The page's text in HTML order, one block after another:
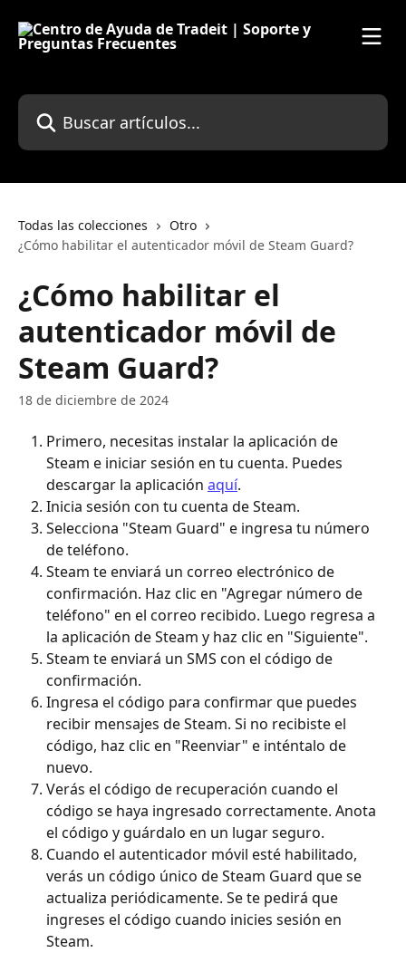
Buscar artículos...
Todas las colecciones
Otro
¿Cómo habilitar el autenticador móvil de Steam Guard?
¿Cómo habilitar el
autenticador móvil de
Steam Guard?
18 de diciembre de 2024
Primero, necesitas instalar la aplicación de
Steam e iniciar sesión en tu cuenta. Puedes
descargar la aplicación aquí.
Inicia sesión con tu cuenta de Steam.
Selecciona "Steam Guard" e ingresa tu número
de teléfono.
Steam te enviará un correo electrónico de
confirmación. Haz clic en "Agregar número de
teléfono" en el correo recibido. Luego regresa a
la aplicación de Steam y haz clic en "Siguiente".
Steam te enviará un SMS con el código de
confirmación.
Ingresa el código para confirmar que puedes
recibir mensajes de Steam. Si no recibiste el
código, haz clic en "Reenviar" e inténtalo de
nuevo.
Verás el código de recuperación cuando el
código se haya ingresado correctamente. Anota
el código y guárdalo en un lugar seguro.
Cuando el autenticador móvil esté habilitado,
verás un código único de Steam Guard que se
actualiza periódicamente. Se te pedirá que
ingreses el código cuando inicies sesión en
Steam.